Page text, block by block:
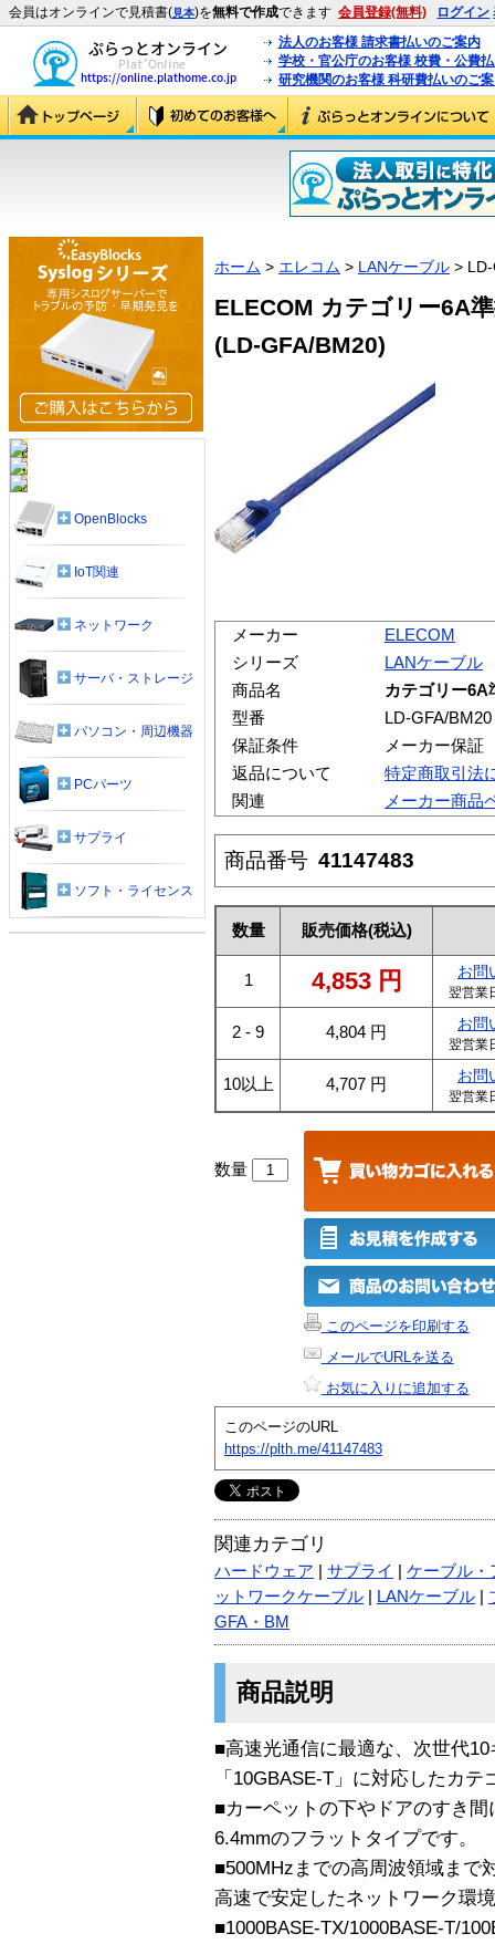
会員はオンラインで見積書(見本)を無料で作成できます 会員登録(無料) ログイン
法人のお客様 請求書払いのご案内
学校・官公庁のお客様 校費・公費
研究機関のお客様 科研費払いのご
ホーム > エレコム > LANケーブル >
ELECOM カテゴリー6A
(LD-GFA/BM20)
メーカー
ELECOM
シリーズ
LANケーブル
商品名
カテゴリー
型番
LD-GFA/BM20
保証条件
メーカー保証
返品について
特定商取引法
関連
メーカー商品
商品番号 41147483
数量 販売価格(税込)
1 4,853 円 お問
翌営業
2 - 9 4,804 円 お問
翌営業
10以上 4,707 円 お問
翌営業
数量
このページを印刷する
メールでURLを送る
お気に入りに追加する
このページのURL
https://plth.me/41147483
関連カテゴリ
ハードウェア サプライ
ケーブル・
ットワークケーブル
LANケーブル
GFA・BM
商品説明
■高速光通信に最適な、次世代
「10GBASE-T」に対応したカ
■カーペットの下やドアのすき
6.4mmのフラットタイプです。
■500MHzまでの高周波領域まで
高速で安定したネットワーク環
■1000BASE-TX/1000BASE-T/
OpenBlocks
IoT関連
ネットワーク
サーバ・ストレージ
パソコン・周辺機器
PCパーツ
サプライ
ソフト・ライセンス